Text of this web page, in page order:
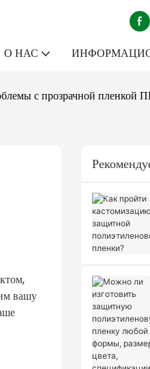
О НАС
с прозрачной пленкой
вашу